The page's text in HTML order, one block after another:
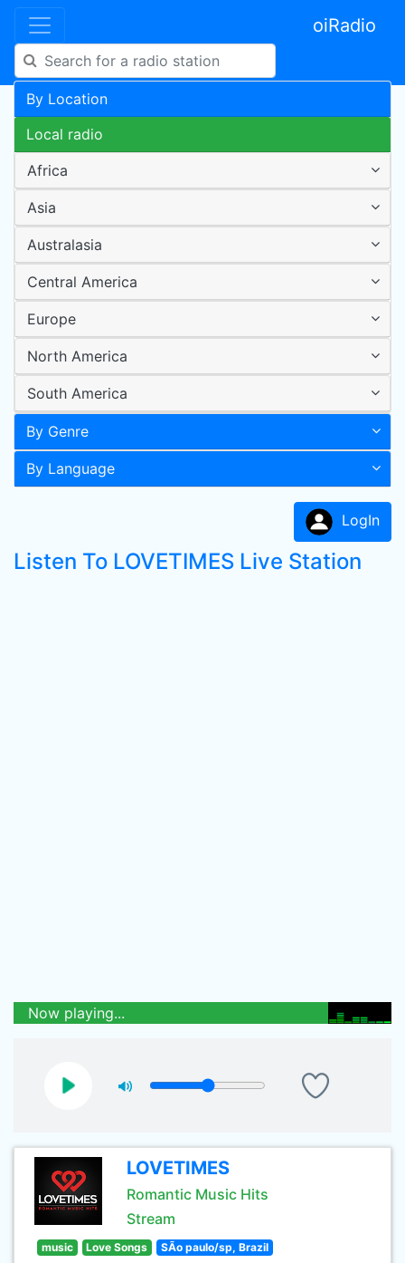
oiRadio
By Location
Local radio
Africa
Asia
Australasia
Central America
Europe
North America
South America
By Genre
By Language
LogIn
Listen To LOVETIMES Live Station
Now playing...
LOVETIMES
Romantic Music Hits
Stream
music Love Songs SÃo paulo/sp, Brazil